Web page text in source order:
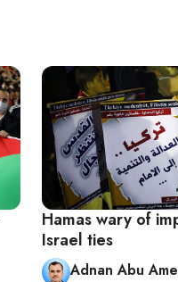
Hamas wary of
Israel ties
Adnan Abu